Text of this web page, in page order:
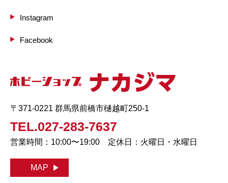
Instagram
Facebook
〒371-0221 群馬県前橋市樋越町250-1
TEL.027-283-7637
営業時間：10:00〜19:00 定休日：火曜日・水曜日
MAP